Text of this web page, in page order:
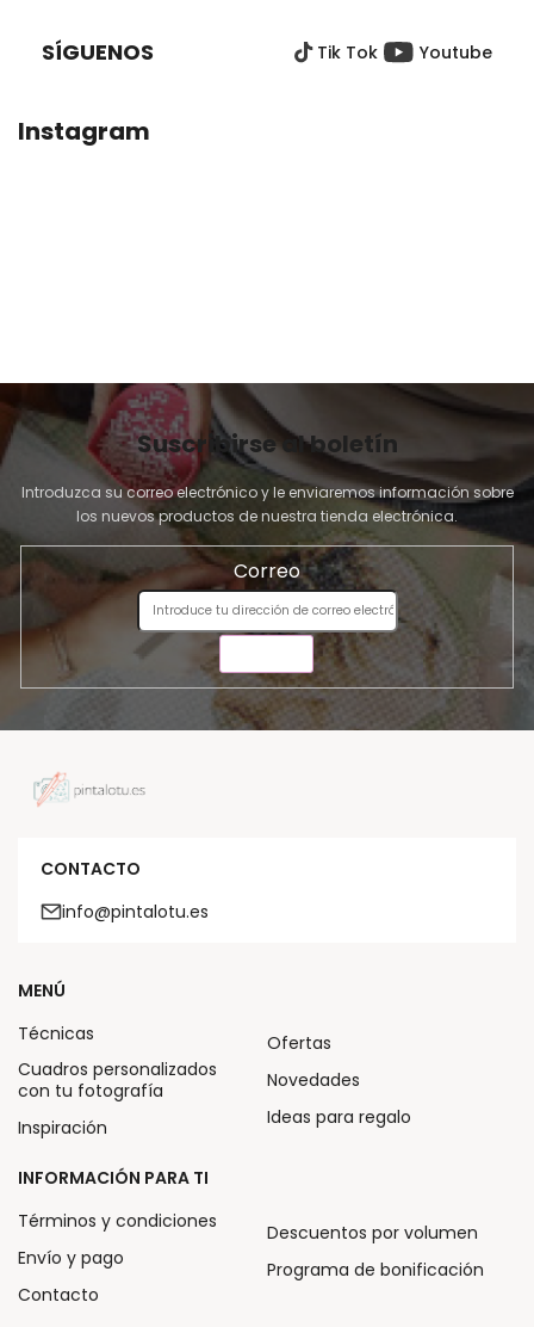
SÍGUENOS Tik Tok Youtube
Instagram
Suscribirse al boletín
Introduzca su correo electrónico y le enviaremos información sobre
los nuevos productos de nuestra tienda electrónica.
Correo
CONTACTO
info@pintalotu.es
MENÚ
Técnicas
Cuadros personalizados
con tu fotografía
Inspiración
Ofertas
Novedades
Ideas para regalo
INFORMACIÓN PARA TI
Términos y condiciones
Envío y pago
Contacto
Descuentos por volumen
Programa de bonificación